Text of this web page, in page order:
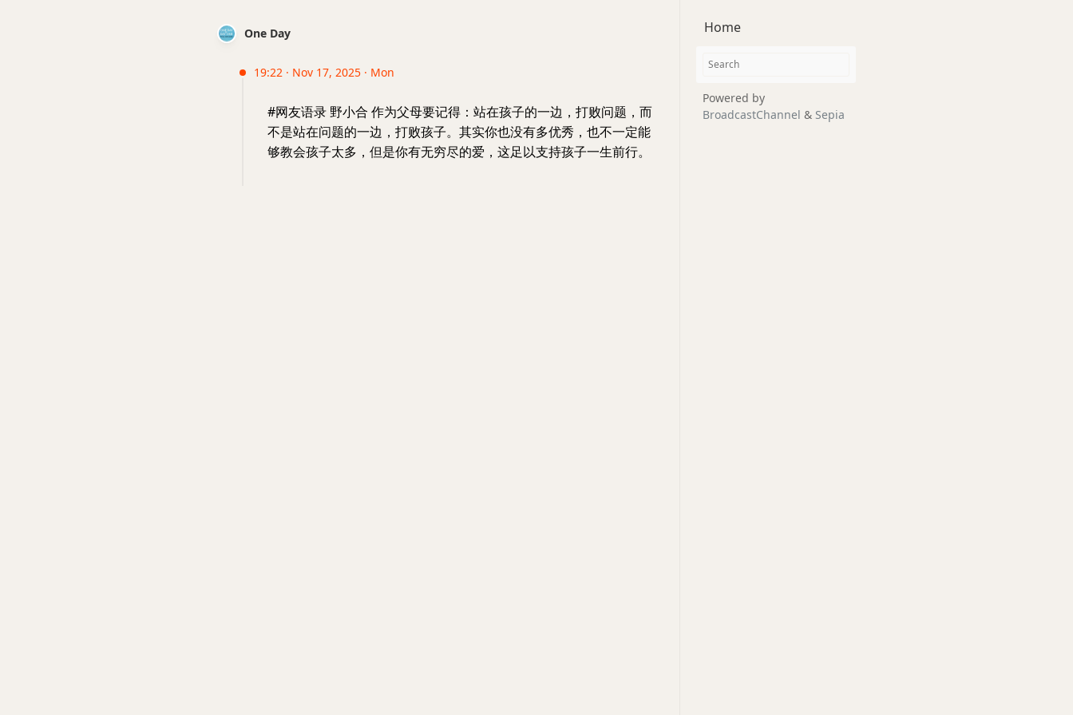
One Day
19:22 · Nov 17, 2025 · Mon
#网友语录 野小合 作为父母要记得：站在孩子的一边，打败问题，而
不是站在问题的一边，打败孩子。其实你也没有多优秀，也不一定能
够教会孩子太多，但是你有无穷尽的爱，这足以支持孩子一生前行。
Home
Powered by
BroadcastChannel & Sepia